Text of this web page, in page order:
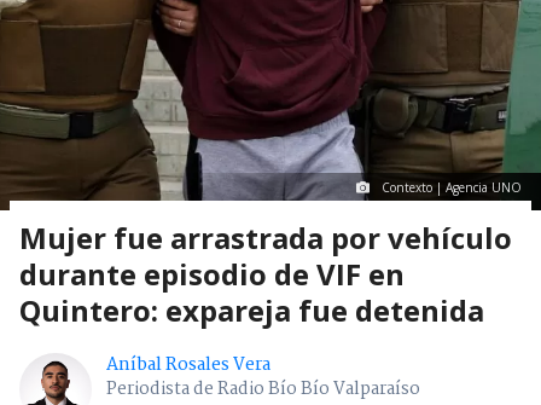
Contexto | Agencia UNO
Mujer fue arrastrada por vehículo
durante episodio de VIF en
Quintero: expareja fue detenida
Aníbal Rosales Vera
Periodista de Radio Bío Bío Valparaíso